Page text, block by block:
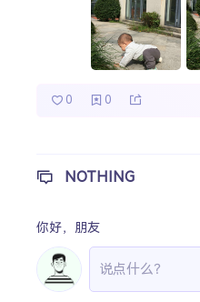
0 0
NOTHING
你好， 朋友